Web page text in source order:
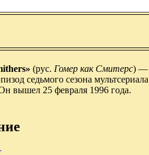
(рус. Гомер как Смитерс) —
седьмого сезона мультсериала
вышел 25 февраля 1996 года.